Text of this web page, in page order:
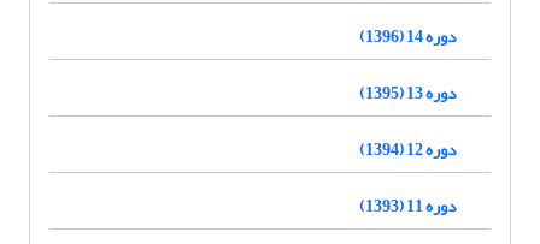
دوره 14 (1396)
دوره 13 (1395)
دوره 12 (1394)
دوره 11 (1393)